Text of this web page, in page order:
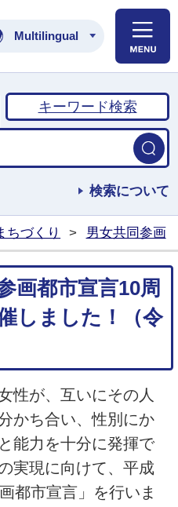
土浦市公式ホームペ
Multilingual
キーワード検索
検索について
ちづくり > 男女共同参画
画都市宣言10周
しました！（令
性が、互いにその人
かち合い、性別にか
能力を十分に発揮で
実現に向けて、平成
都市宣言」を行いま